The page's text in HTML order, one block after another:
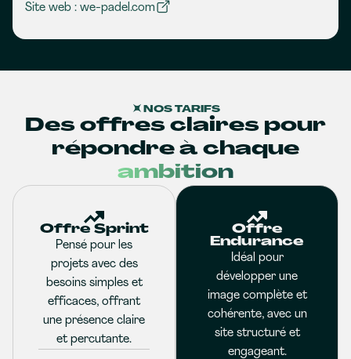
Site web : we-padel.com
NOS TARIFS
Des offres claires pour
répondre à chaque
ambition
Offre Sprint
Pensé pour les
projets avec des
besoins simples et
efficaces, offrant
une présence claire
et percutante.
Offre
Endurance
Idéal pour
développer une
image complète et
cohérente, avec un
site structuré et
engageant.